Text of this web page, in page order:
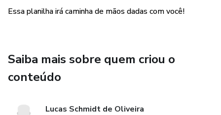
Essa planilha irá caminha de mãos dadas com você!
Saiba mais sobre quem criou o
conteúdo
Lucas Schmidt de Oliveira